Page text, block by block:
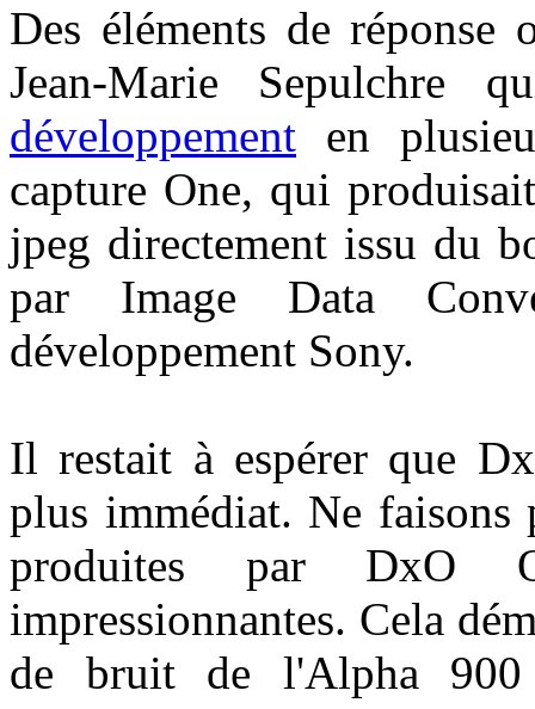
Des éléments de réponse
Jean-Marie
développement en
capture One, qui
jpeg directement issu du
par Image Data
développement Sony.
Il restait à espérer que
plus immédiat. Ne faisons
produites par DxO
impressionnantes. Cela
de bruit de l'Alpha 900